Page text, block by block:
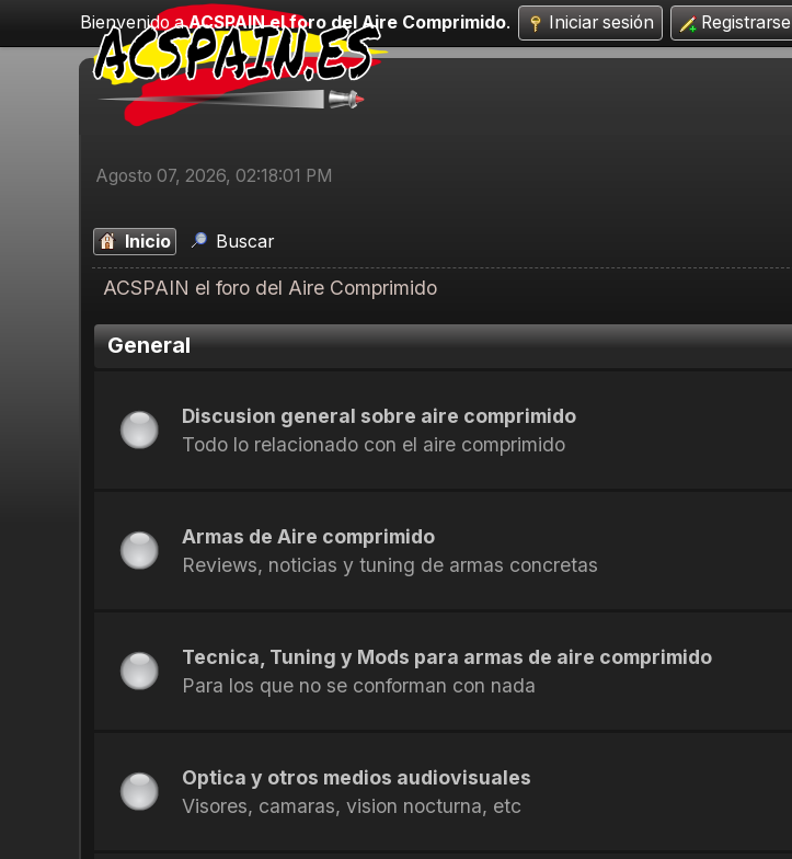
Bienvenido aACSPAIN el foro del Aire Comprimido. Iniciar sesión Registrarse
Agosto 07, 2026, 02:18:01 PM
Inicio Buscar
ACSPAIN el foro del Aire Comprimido
General
Discusion general sobre aire comprimido
Todo lo relacionado con el aire comprimido
Armas de Aire comprimido
Reviews, noticias y tuning de armas concretas
Tecnica, Tuning y Mods para armas de aire comprimido
Para los que no se conforman con nada
Optica y otros medios audiovisuales
Visores, camaras, vision nocturna, etc